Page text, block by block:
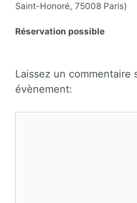
Saint-Honoré, 75008 Paris)
Réservation possible
Laissez un commentaire
évènement: